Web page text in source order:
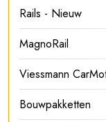
Rails - Nieuw
MagnoRail
Viessmann
Bouwpakketten